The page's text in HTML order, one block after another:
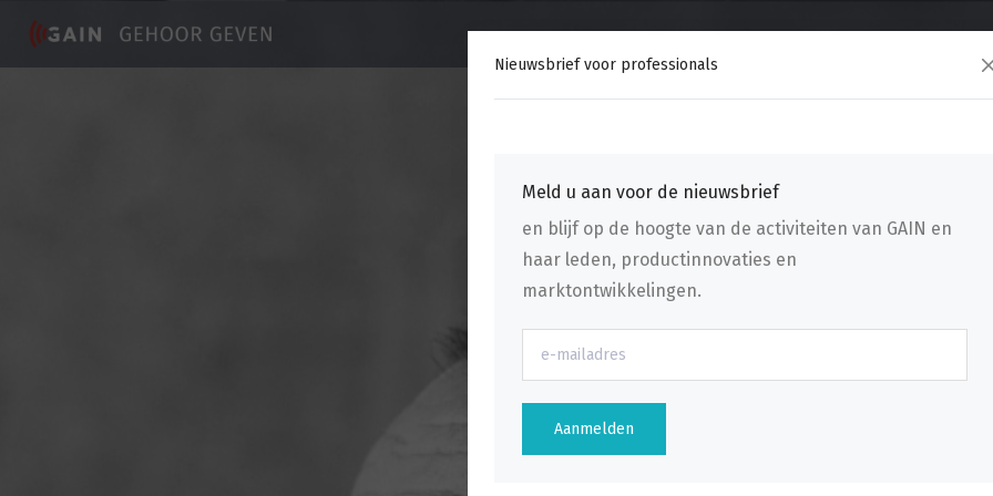
Nieuwsbrief voor professionals
Meld u aan voor de nieuwsbrief
en blijf op de hoogte van de activiteiten van GAIN en
haar leden, productinnovaties en
marktontwikkelingen.